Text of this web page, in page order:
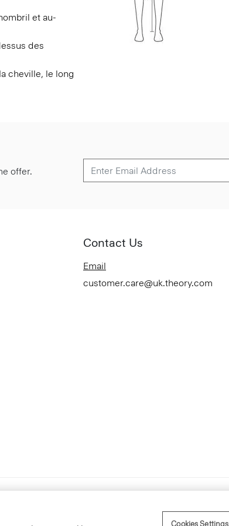
et au-
des
cheville, le long
offer.
Contact Us
Email
customer.care@uk.theory.com
Cookies Settings